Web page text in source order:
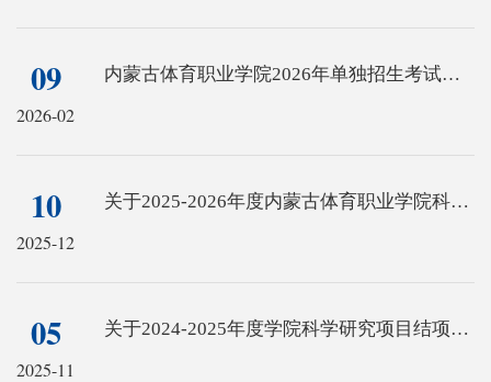
09
2026-02
内蒙古体育职业学院2026年单独招生考试方案
10
2025-12
关于2025-2026年度内蒙古体育职业学院科学研究项目立项通知
05
2025-11
关于2024-2025年度学院科学研究项目结项的公示